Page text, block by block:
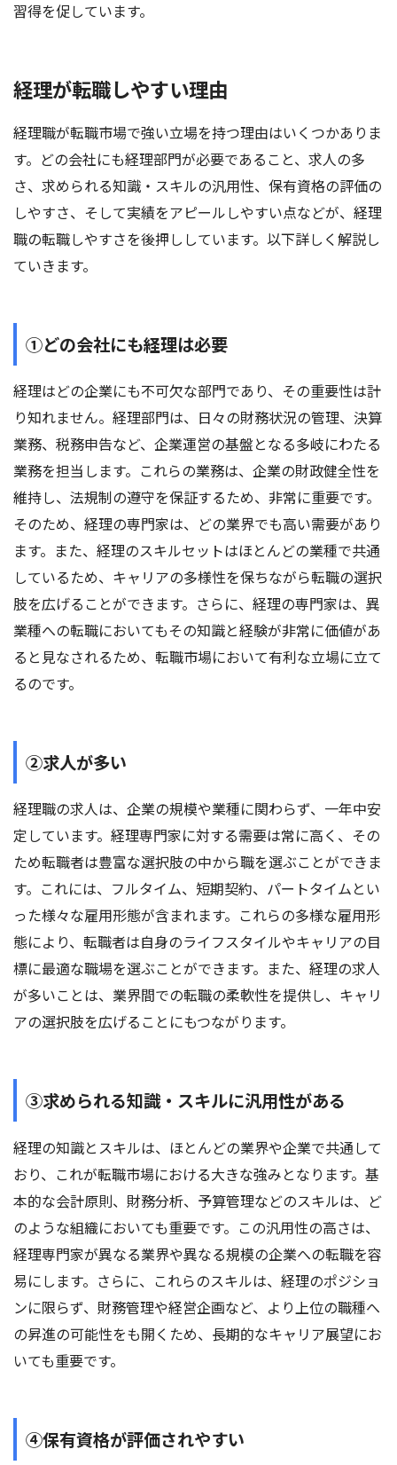
習得を促しています。
経理が転職しやすい理由
経理職が転職市場で強い立場を持つ理由はいくつかありま
す。どの会社にも経理部門が必要であること、求人の多
さ、求められる知識・スキルの汎用性、保有資格の評価の
しやすさ、そして実績をアピールしやすい点などが、経理
職の転職しやすさを後押ししています。以下詳しく解説し
ていきます。
①どの会社にも経理は必要
経理はどの企業にも不可欠な部門であり、その重要性は計
り知れません。経理部門は、日々の財務状況の管理、決算
業務、税務申告など、企業運営の基盤となる多岐にわたる
業務を担当します。これらの業務は、企業の財政健全性を
維持し、法規制の遵守を保証するため、非常に重要です。
そのため、経理の専門家は、どの業界でも高い需要があり
ます。また、経理のスキルセットはほとんどの業種で共通
しているため、キャリアの多様性を保ちながら転職の選択
肢を広げることができます。さらに、経理の専門家は、異
業種への転職においてもその知識と経験が非常に価値があ
ると見なされるため、転職市場において有利な立場に立て
るのです。
②求人が多い
経理職の求人は、企業の規模や業種に関わらず、一年中安
定しています。経理専門家に対する需要は常に高く、その
ため転職者は豊富な選択肢の中から職を選ぶことができま
す。これには、フルタイム、短期契約、パートタイムとい
った様々な雇用形態が含まれます。これらの多様な雇用形
態により、転職者は自身のライフスタイルやキャリアの目
標に最適な職場を選ぶことができます。また、経理の求人
が多いことは、業界間での転職の柔軟性を提供し、キャリ
アの選択肢を広げることにもつながります。
③求められる知識・スキルに汎用性がある
経理の知識とスキルは、ほとんどの業界や企業で共通して
おり、これが転職市場における大きな強みとなります。基
本的な会計原則、財務分析、予算管理などのスキルは、ど
のような組織においても重要です。この汎用性の高さは、
経理専門家が異なる業界や異なる規模の企業への転職を容
易にします。さらに、これらのスキルは、経理のポジショ
ンに限らず、財務管理や経営企画など、より上位の職種へ
の昇進の可能性をも開くため、長期的なキャリア展望にお
いても重要です。
④保有資格が評価されやすい